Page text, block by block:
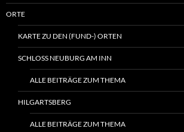
ORTE
KARTE ZU DEN (FUND-) ORTEN
SCHLOSS NEUBURG AM INN
ALLE BEITRÄGE ZUM THEMA
HILGARTSBERG
ALLE BEITRÄGE ZUM THEMA